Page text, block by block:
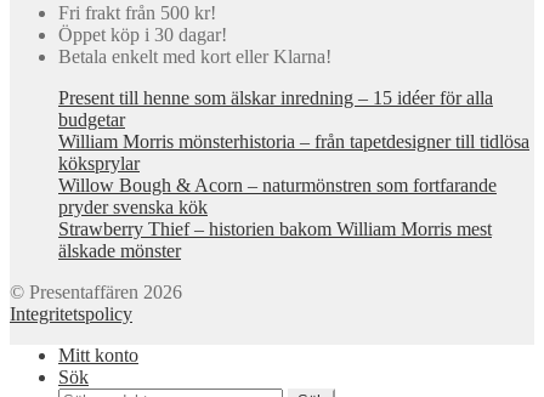
Fri frakt från 500 kr!
Öppet köp i 30 dagar!
Betala enkelt med kort eller Klarna!
Present till henne som älskar inredning – 15 idéer för alla
budgetar
William Morris mönsterhistoria – från tapetdesigner till tidlösa
köksprylar
Willow Bough & Acorn – naturmönstren som fortfarande
pryder svenska kök
Strawberry Thief – historien bakom William Morris mest
älskade mönster
© Presentaffären 2026
Integritetspolicy
Mitt konto
Sök